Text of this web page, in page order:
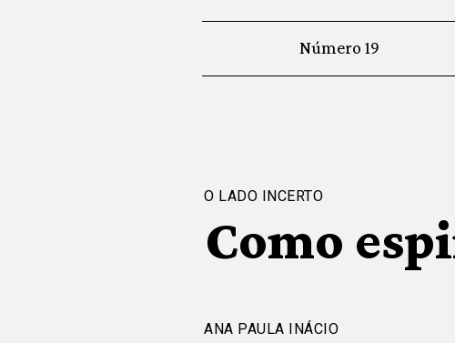
Número 19
O LADO INCERTO
Como
ANA PAULA INÁCIO